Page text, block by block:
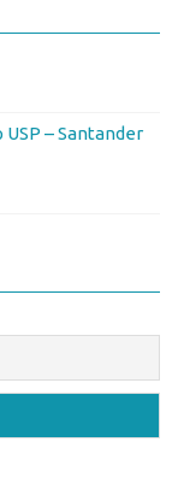
USP – Santander